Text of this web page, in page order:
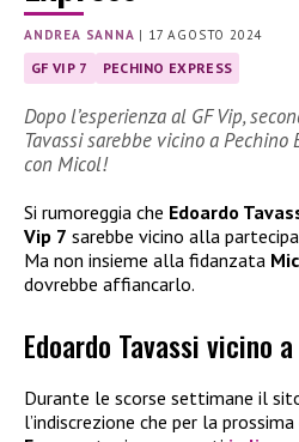
ANDREA SANNA | 17 AGOSTO 2024
GF VIP 7 PECHINO EXPRESS
Dopo l’esperienza al GF Vip,
Tavassi sarebbe vicino a
con Micol!
Si rumoreggia che Edoardo
Vip 7 sarebbe vicino alla
Ma non insieme alla fidanzata
dovrebbe affiancarlo.
Edoardo Tavassi vicino
Durante le scorse settimane il
l’indiscrezione che per la